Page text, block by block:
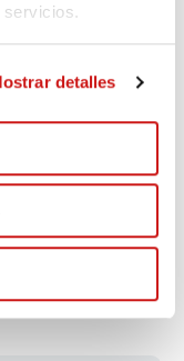
servicios.
detalles
los niños
días
Vane,